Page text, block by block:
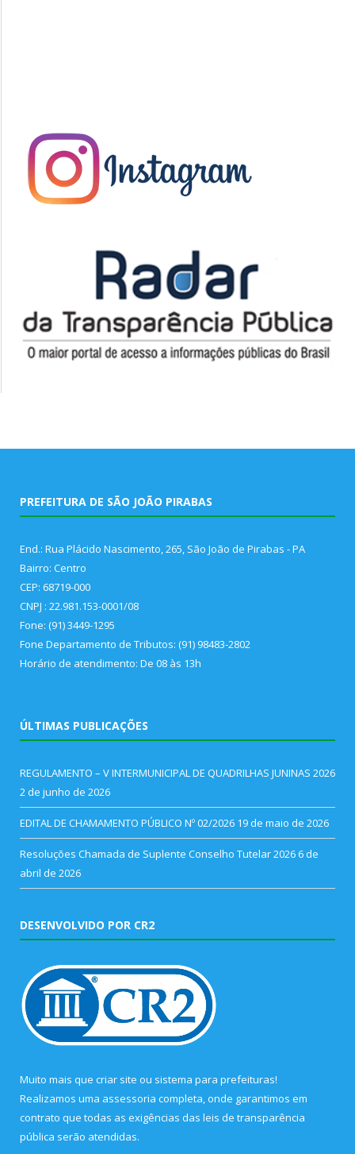
PREFEITURA DE SÃO JOÃO PIRABAS
End.: Rua Plácido Nascimento, 265, São João de Pirabas - PA
Bairro: Centro
CEP: 68719-000
CNPJ : 22.981.153-0001/08
Fone: (91) 3449-1295
Fone Departamento de Tributos: (91) 98483-2802
Horário de atendimento: De 08 às 13h
ÚLTIMAS PUBLICAÇÕES
REGULAMENTO – V INTERMUNICIPAL DE QUADRILHAS JUNINAS 2026
2 de junho de 2026
EDITAL DE CHAMAMENTO PÚBLICO Nº 02/2026 19 de maio de 2026
Resoluções Chamada de Suplente Conselho Tutelar 2026 6 de
abril de 2026
DESENVOLVIDO POR CR2
Muito mais que criar site ou sistema para prefeituras!
Realizamos uma assessoria completa, onde garantimos em
contrato que todas as exigências das leis de transparência
pública serão atendidas.